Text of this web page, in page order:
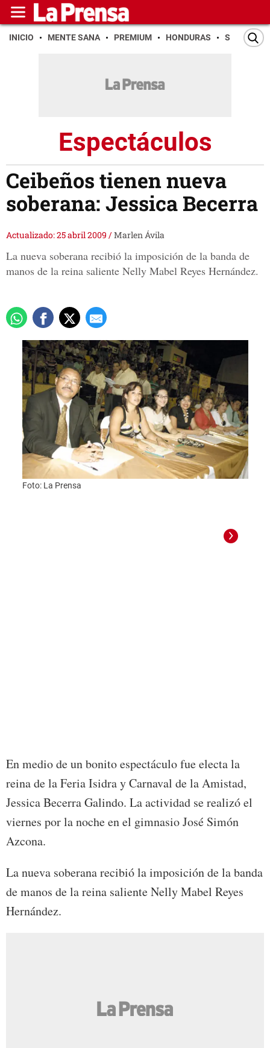
INICIO MENTE SANA PREMIUM HONDURAS SAN PEDRO
Espectáculos
Ceibeños tienen nueva
soberana: Jessica Becerra
Actualizado: 25 abril 2009 /Marlen Ávila
La nueva soberana recibió la imposición de la banda de
manos de la reina saliente Nelly Mabel Reyes Hernández.
Foto: La Prensa
En medio de un bonito espectáculo fue electa la
reina de la Feria Isidra y Carnaval de la Amistad,
Jessica Becerra Galindo. La actividad se realizó el
viernes por la noche en el gimnasio José Simón
Azcona.
La nueva soberana recibió la imposición de la banda
de manos de la reina saliente Nelly Mabel Reyes
Hernández.